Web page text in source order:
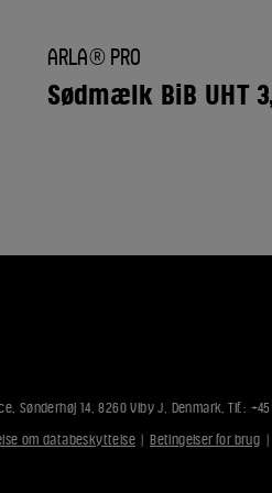
TILFØJ
TIL
FAVORITTER
ARLA® PRO
Sødmælk BiB UHT
Sønderhøj 14, 8260 Viby J, Denmark, Tlf.:
om databeskyttelse | Betingelser for brug |